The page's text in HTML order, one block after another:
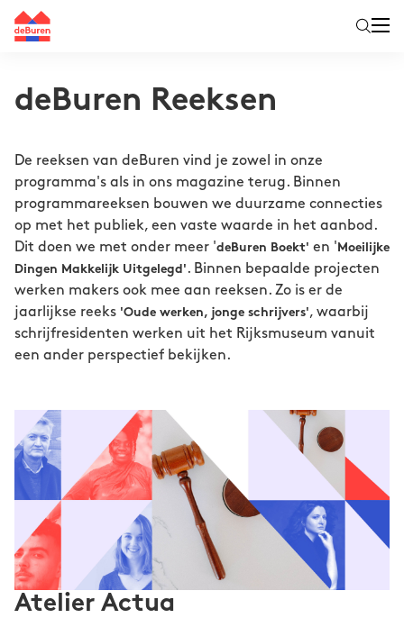
deBuren Reeksen
De reeksen van deBuren vind je zowel in onze
programma's als in ons magazine terug. Binnen
programmareeksen bouwen we duurzame connecties
op met het publiek, een vaste waarde in het aanbod.
Dit doen we met onder meer 'deBuren Boekt' en ' Moeilijke
Dingen Makkelijk Uitgelegd' . Binnen bepaalde projecten
werken makers ook mee aan reeksen. Zo is er de
jaarlijkse reeks 'Oude werken, jonge schrijvers', waarbij
schrijfresidenten werken uit het Rijksmuseum vanuit
een ander perspectief bekijken.
Atelier Actua